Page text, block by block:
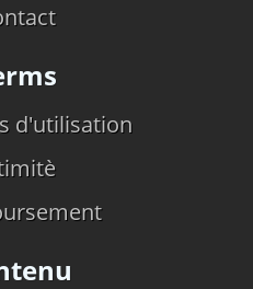
d'utilisation